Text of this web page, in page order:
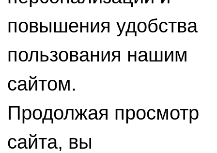
повышения удобства
пользования нашим
сайтом.
Продолжая просмотр
сайта, вы